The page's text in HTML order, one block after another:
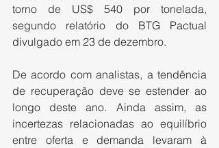
torno de US$ 540 por tonelada,
segundo relatório do BTG Pactual
divulgado em 23 de dezembro.
De acordo com analistas, a tendência
de recuperação deve se estender ao
longo deste ano. Ainda assim, as
incertezas relacionadas ao equilíbrio
entre oferta e demanda levaram à